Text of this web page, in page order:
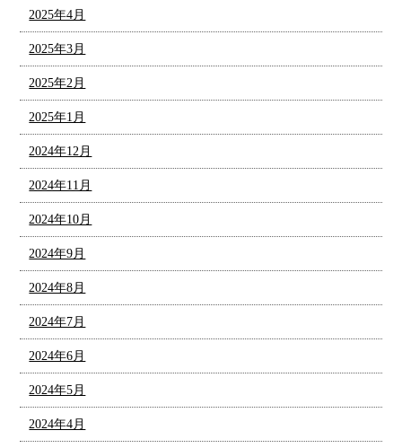
2025年4月
2025年3月
2025年2月
2025年1月
2024年12月
2024年11月
2024年10月
2024年9月
2024年8月
2024年7月
2024年6月
2024年5月
2024年4月